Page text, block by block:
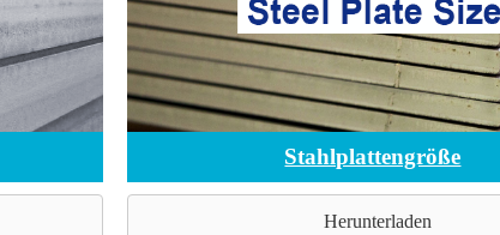
Stahlplattengröße
Herunterladen